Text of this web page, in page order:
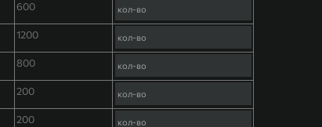
600
1200
800
200
200